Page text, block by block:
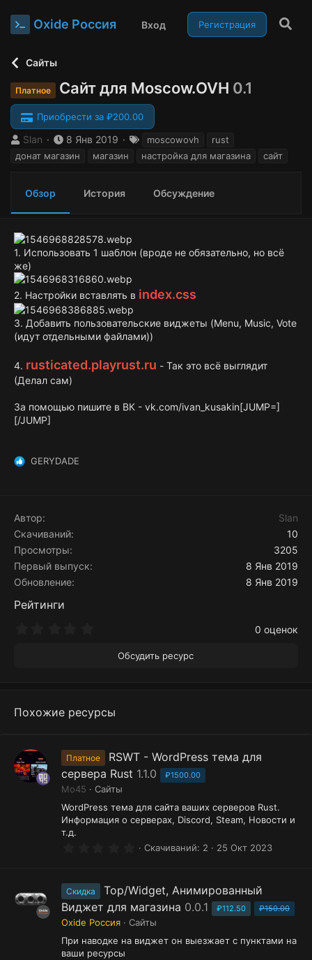
Oxide Россия Вход Регистрация
Сайты
Платное Сайт для Moscow.OVH 0.1
Приобрести за ₽200.00
А
в
р
Slan
Д
а
а
н
я
8 Янв 2019
е
moscowovh
rust
донат магазин
магазин настройка для магазина сайт
Обзор История Обсуждение
1. Использовать 1 шаблон (вроде не обязательно, но всё
же)
2. Настройки вставлять в index.css
3. Добавить пользовательские виджеты (Menu, Music, Vote
(идут отдельными файлами))
4. rusticated.playrust.ru - Так это всё выглядит
(Делал сам)
За помощью пишите в ВК - vk.com/ivan_kusakin[JUMP=]
[/JUMP]
Р
ц
и
:
GERYDADE
Автор
Slan
Скачиваний
10
Просмотры
3205
Первый выпуск
8 Янв 2019
Обновление
8 Янв 2019
Рейтинги
д
0 оценок
Обсудить ресурс
Похожие ресурсы
Платное
RSWT - WordPress тема для
сервера Rust 1.1.0 ₽1500.00
Mo45
Сайты
WordPress тема для сайта ваших серверов Rust.
Информация о серверах, Discord, Steam, Новости и
т.д.
0
з
ё
з
Скачиваний 2 25 Окт 2023
Скидка
Top/Widget, Анимированный
Виджет для магазина 0.0.1 ₽112.50 ₽150.00
Oxide Россия
Сайты
При наводке на виджет он выезжает с пунктами на
ваши ресурсы